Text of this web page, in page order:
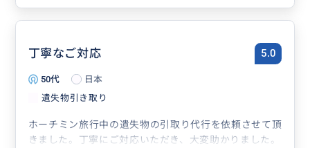
丁寧なご対応 5.0
50代
日本
遺失物引き取り
ホーチミン旅行中の遺失物の引取り代行を依頼させて頂
きました。丁寧にご対応いただき、大変助かりました。